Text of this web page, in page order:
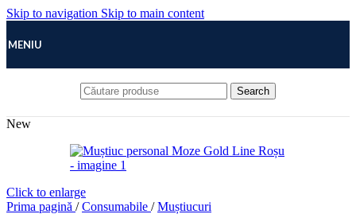
Skip to navigation Skip to main content
MENIU
Search
New
Click to enlarge
Prima pagină / Consumabile / Muștiucuri